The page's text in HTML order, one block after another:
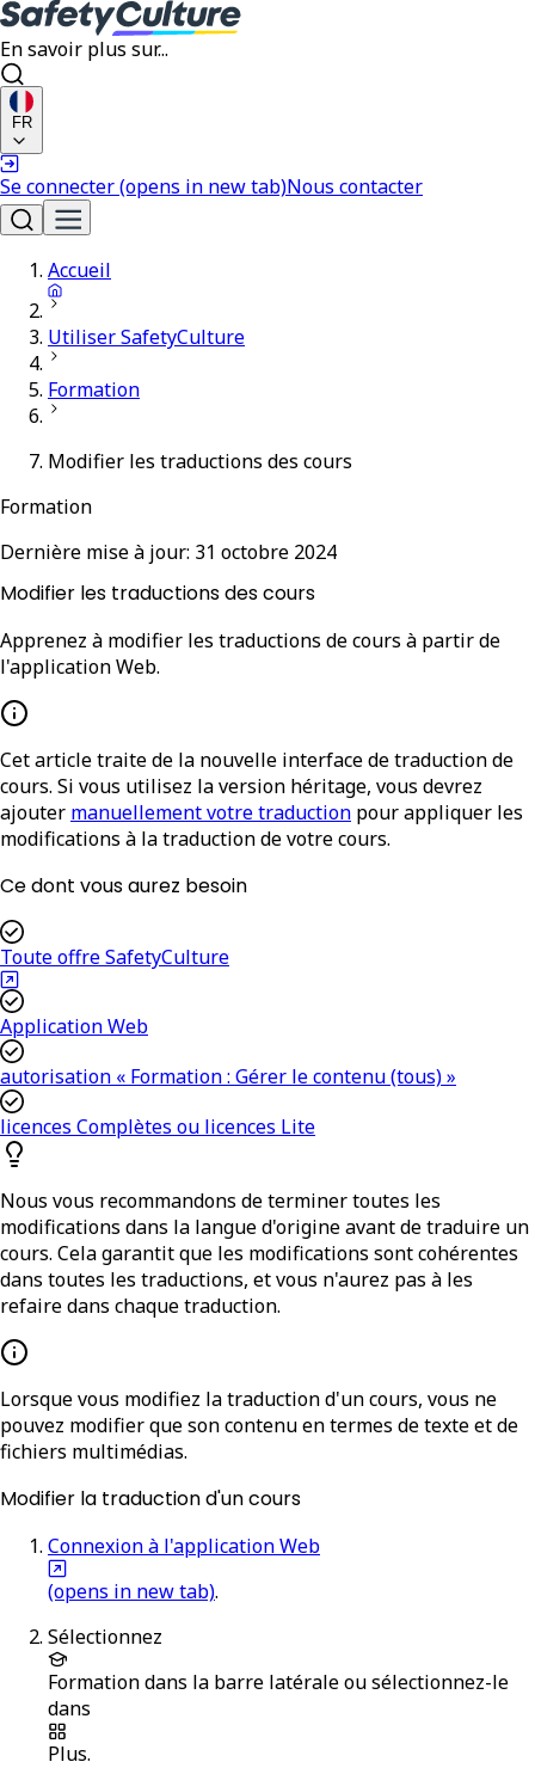
En savoir plus sur...
FR
Se connecter(opens in new tab)Nous contacter
Accueil
Utiliser SafetyCulture
Formation
Modifier les traductions des cours
Formation
Dernière mise à jour: 31 octobre 2024
Modifier les traductions des cours
Apprenez à modifier les traductions de cours à partir de
l'application Web.
Cet article traite de la nouvelle interface de traduction de
cours. Si vous utilisez la version héritage, vous devrez
ajouter manuellement votre traduction pour appliquer les
modifications à la traduction de votre cours.
Ce dont vous aurez besoin
Toute offre SafetyCulture
Application Web
autorisation « Formation : Gérer le contenu (tous) »
licences Complètes ou licences Lite
Nous vous recommandons de terminer toutes les
modifications dans la langue d'origine avant de traduire un
cours. Cela garantit que les modifications sont cohérentes
dans toutes les traductions, et vous n'aurez pas à les
refaire dans chaque traduction.
Lorsque vous modifiez la traduction d'un cours, vous ne
pouvez modifier que son contenu en termes de texte et de
fichiers multimédias.
Modifier la traduction d'un cours
Connexion à l'application Web
(opens in new tab).
Sélectionnez
Formationdans la barre latérale ou sélectionnez-le
dans
Plus.